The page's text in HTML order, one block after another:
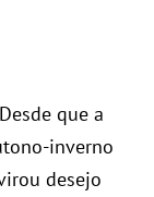
que a
inverno
desejo